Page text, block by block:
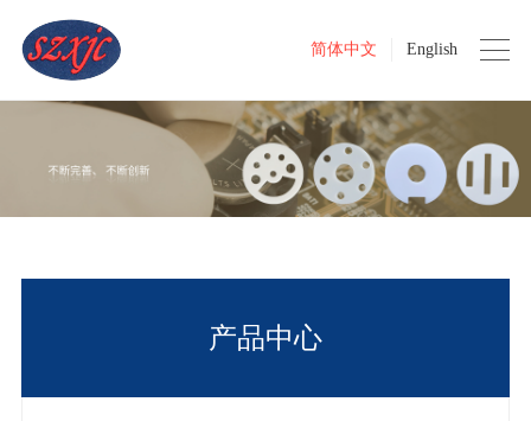
简体中文 English
产品中心